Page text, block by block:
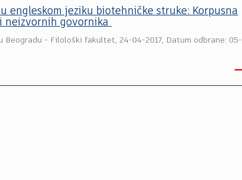
engleskom jeziku biotehničke struke: Korpusna
neizvornih govornika
Beogradu - Filološki fakultet, 24-04-2017, Datum odbrane: 05-